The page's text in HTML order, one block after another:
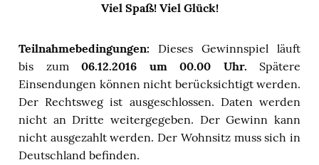
Viel Spaß! Viel Glück!
Teilnahmebedingungen: Dieses Gewinnspiel läuft
bis zum06.12.2016 um 00.00 Uhr. Spätere
Einsendungen können nicht berücksichtigt werden.
Der Rechtsweg ist ausgeschlossen. Daten werden
nicht an Dritte weitergegeben. Der Gewinn kann
nicht ausgezahlt werden. Der Wohnsitz muss sich in
Deutschland befinden.